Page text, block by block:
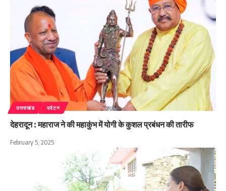
उत्तराखंड पर्यटन
देहरादून : महाराज ने की महाकुंभ में योगी के कुशल प्रबंधन की तारीफ
February 5, 2025